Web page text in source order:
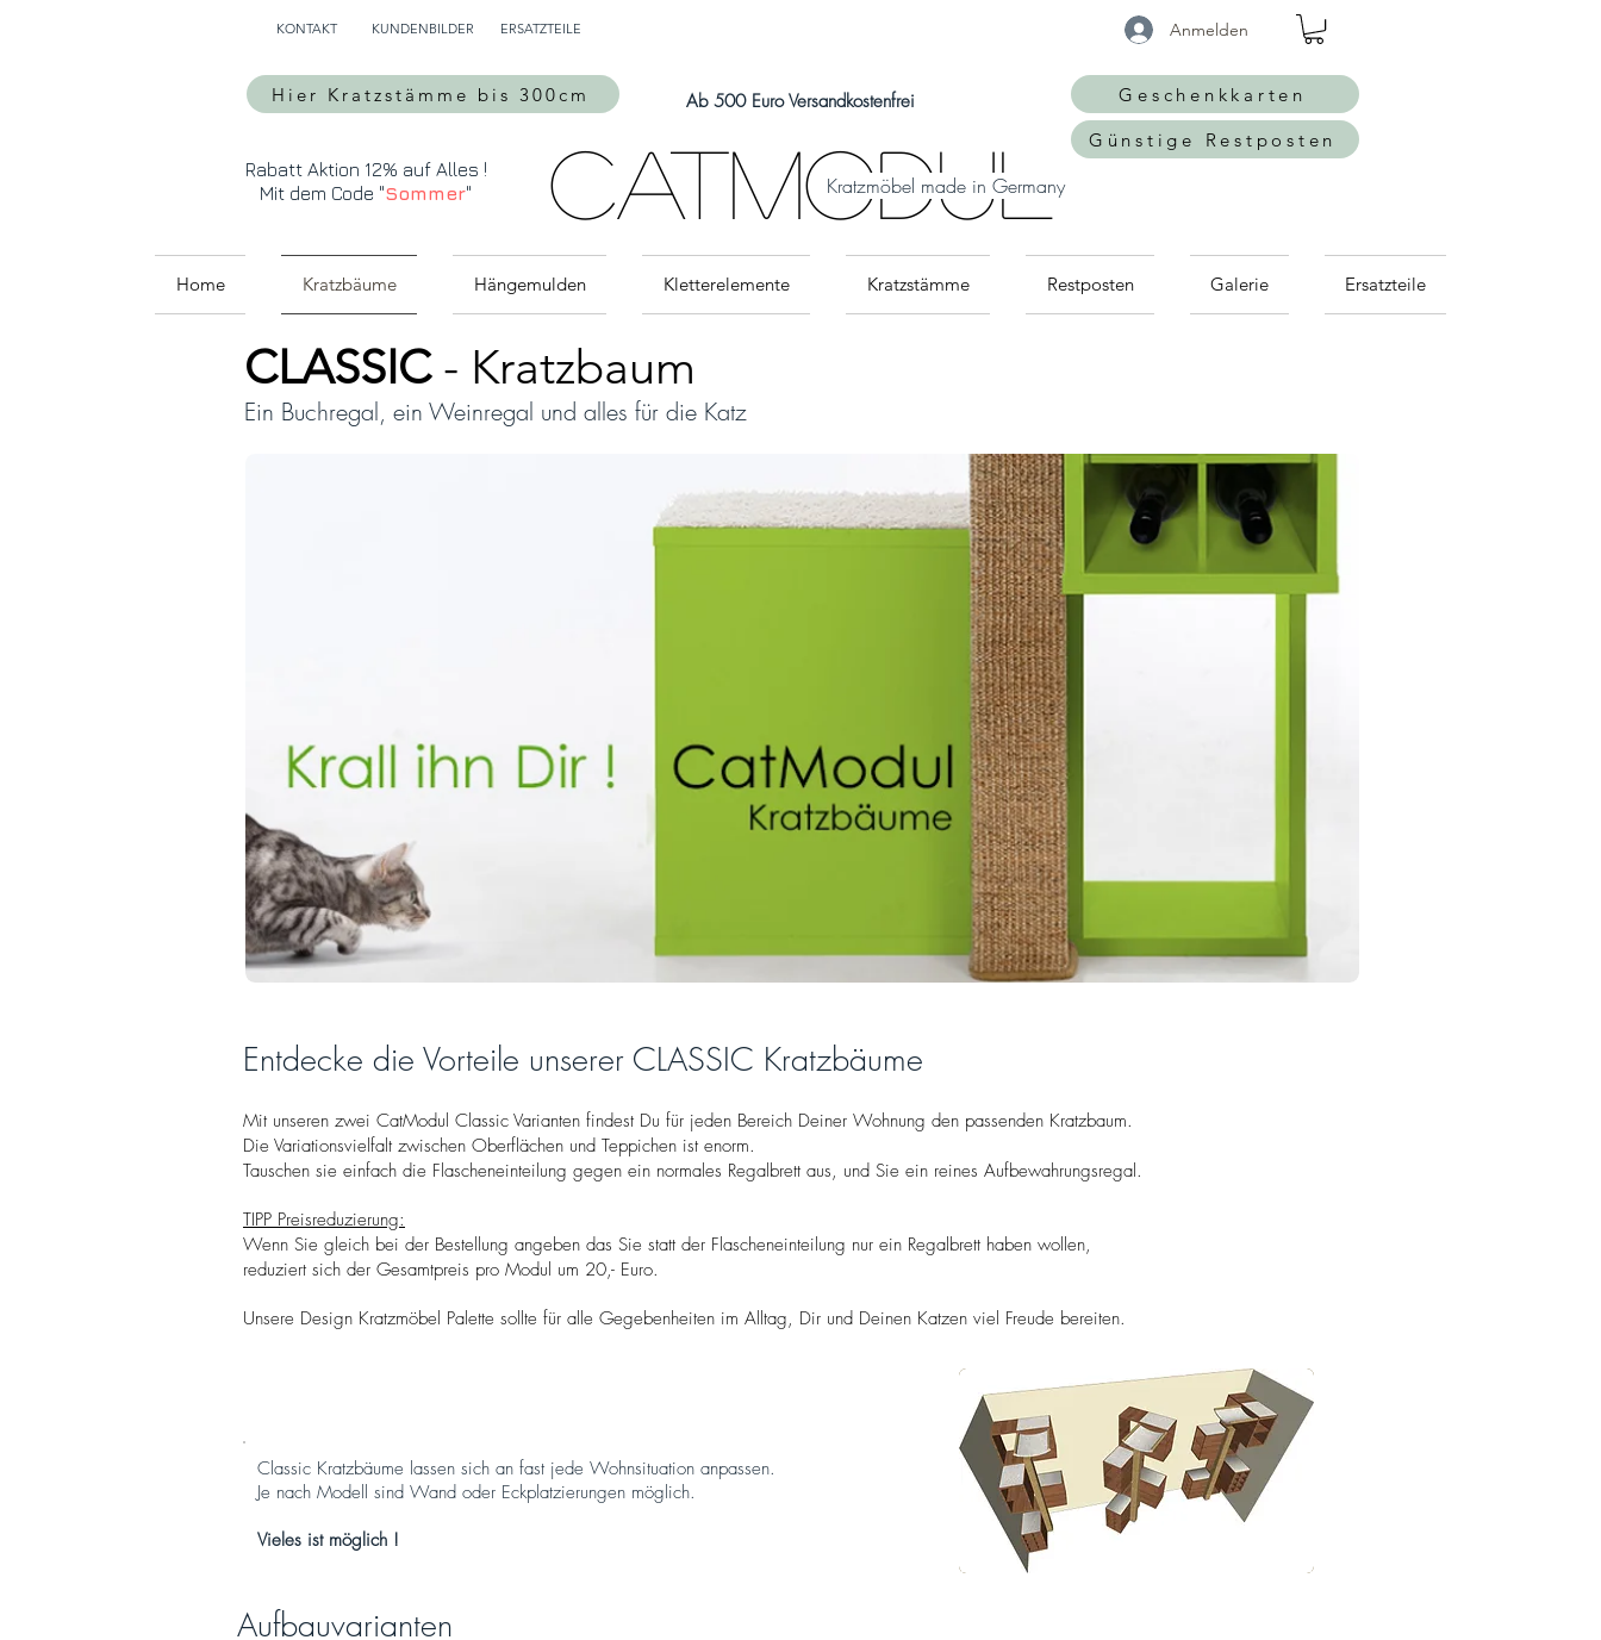
KONTAKT KUNDENBILDER ERSATZTEILE
Hier Kratzstämme bis 300cm Ab 500 Euro Versandkostenfrei
Anmelden
Geschenkkarten
Rabatt Aktion 12% auf Alles !
Mit dem Code "Sommer" CatModul
Kratzmöbel made in Germany
Günstige Restposten
Home Kratzbäume Hängemulden Kletterelemente Kratzstämme Restposten Galerie Ersatzteile
CLASSIC - Kratzbaum
Ein Buchregal, ein Weinregal und alles für die Katz
Entdecke die Vorteile unserer CLASSIC Kratzbäume
Mit unseren zwei CatModul Classic Varianten findest Du für jeden Bereich Deiner Wohnung den passenden Kratzbaum.
Die Variationsvielfalt zwischen Oberflächen und Teppichen ist enorm.
Tauschen sie einfach die Flascheneinteilung gegen ein normales Regalbrett aus, und Sie ein reines Aufbewahrungsregal.
TIPP Preisreduzierung:
Wenn Sie gleich bei der Bestellung angeben das Sie statt der Flascheneinteilung nur ein Regalbrett haben wollen,
reduziert sich der Gesamtpreis pro Modul um 20,- Euro.
Unsere Design Kratzmöbel Palette sollte für alle Gegebenheiten im Alltag, Dir und Deinen Katzen viel Freude bereiten.
Classic Kratzbäume lassen sich an fast jede Wohnsituation anpassen.
Je nach Modell sind Wand oder Eckplatzierungen möglich.
Vieles ist möglich !
Aufbauvarianten